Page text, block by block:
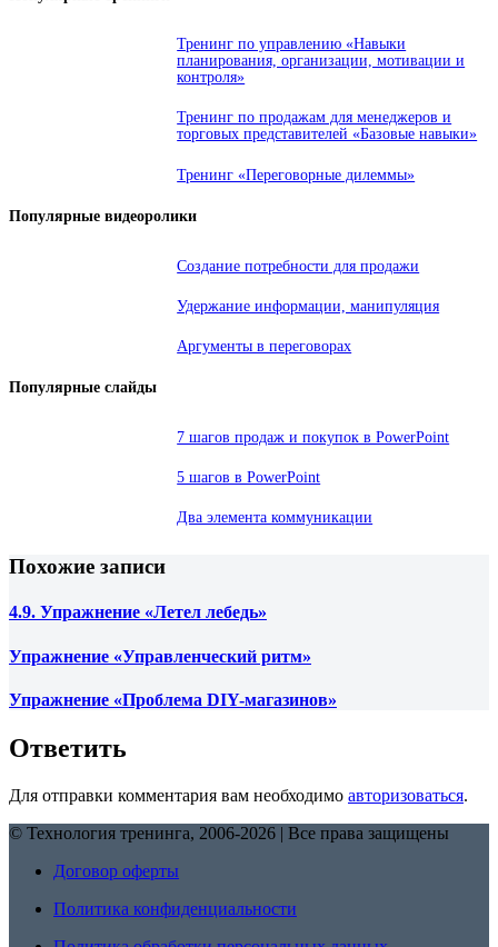
Тренинг по управлению «Навыки
планирования, организации, мотивации и
контроля»
Тренинг по продажам для менеджеров и
торговых представителей «Базовые навыки»
Тренинг «Переговорные дилеммы»
Популярные видеоролики
Создание потребности для продажи
Удержание информации, манипуляция
Аргументы в переговорах
Популярные слайды
7 шагов продаж и покупок в PowerPoint
5 шагов в PowerPoint
Два элемента коммуникации
Похожие записи
4.9. Упражнение «Летел лебедь»
Упражнение «Управленческий ритм»
Упражнение «Проблема DIY-магазинов»
Ответить
Для отправки комментария вам необходимо авторизоваться.
© Технология тренинга, 2006-2026 | Все права защищены
Договор оферты
Политика конфиденциальности